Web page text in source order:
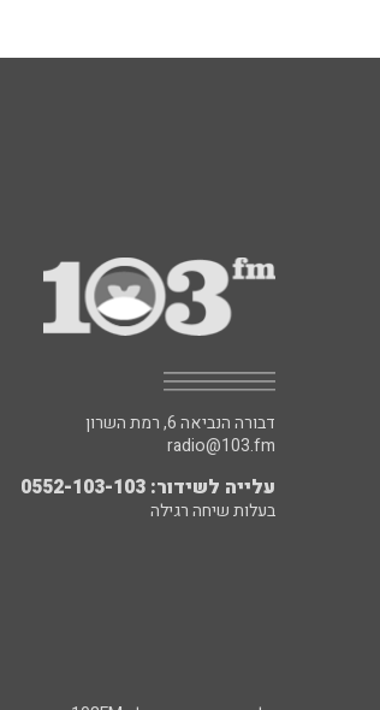
דבורה הנביאה 6, רמת השרון
radio@103.fm
עלייה לשידור: 0552-103-103
בעלות שיחה רגילה